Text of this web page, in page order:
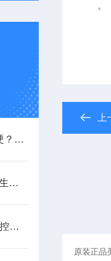
《流浪地球2》的科技有多硬？工业移动机器人首登大银幕
金三角聚合物公司选择艾默生为其新建工厂提供设备数字自动化技术以及软件
1756-L71高性能可编程逻辑控制器的常见维护保养方法分享
。